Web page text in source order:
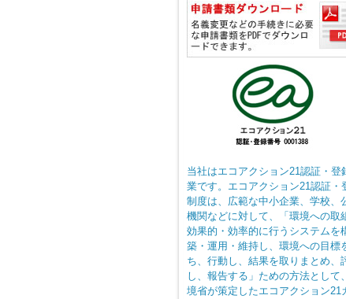
当社はエコアクション21認証・登
業です。エコアクション21認証・
制度は、広範な中小企業、学校、
機関などに対して、「環境への取
効果的・効率的に行うシステムを
築・運用・維持し、環境への目標
ち、行動し、結果を取りまとめ、
し、報告する」ための方法として
境省が策定したエコアクション21